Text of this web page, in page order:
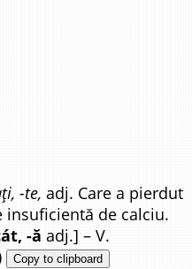
-te, adj. Care a pierdut
insuficientă de calciu.
-ă adj.] – V.
Copy to clipboard